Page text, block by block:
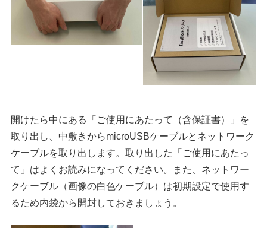
開けたら中にある「ご使用にあたって（含保証書）」を
取り出し、中敷きからmicroUSBケーブルとネットワーク
ケーブルを取り出します。取り出した「ご使用にあたっ
て」はよくお読みになってください。また、ネットワー
クケーブル（画像の白色ケーブル）は初期設定で使用す
るため内袋から開封しておきましょう。